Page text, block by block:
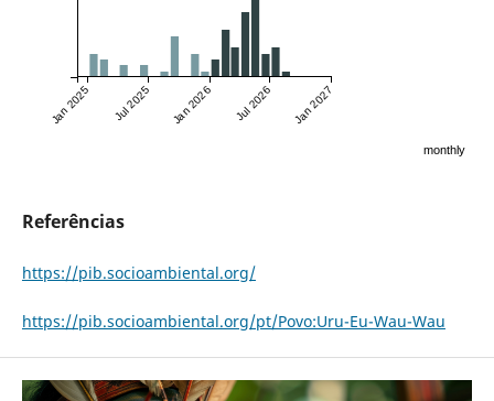
Jan 2025 Jul 2025 Jan 2026 Jul 2026 Jan 2027
monthly
Referências
https://pib.socioambiental.org/
https://pib.socioambiental.org/pt/Povo:Uru-Eu-Wau-Wau